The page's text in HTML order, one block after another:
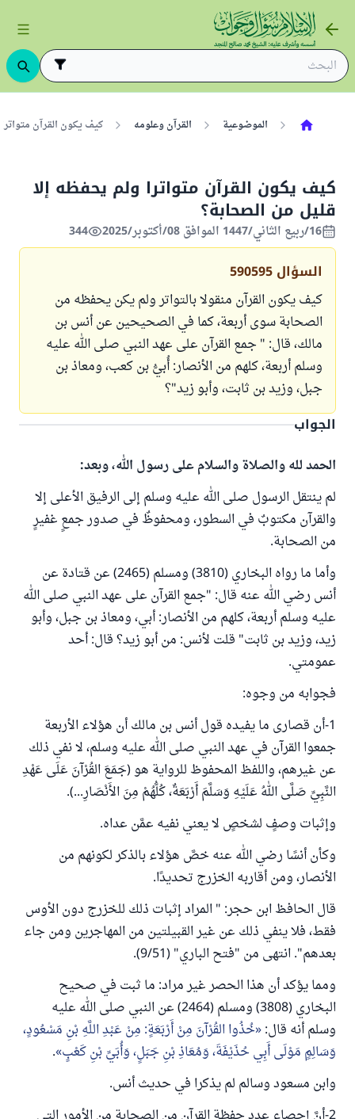
الموضوعية القرآن وعلومه كيف يكون القرآن
كيف يكون القرآن متواترا ولم يحفظه إلا
قليل من الصحابة؟
16/ربيع الثاني/1447 الموافق 08/أكتوبر/2025 344
السؤال 590595
كيف يكون القرآن منقولا بالتواتر ولم يكن يحفظه من
الصحابة سوى أربعة، كما في الصحيحين عن أنس بن
مالك، قال: " جمع القرآن على عهد النبي صلى الله عليه
وسلم أربعة، كلهم من الأنصار: أُبيُّ بن كعب، ومعاذ بن
جبل، وزيد بن ثابت، وأبو زيد"؟
الجواب
الحمد لله والصلاة والسلام على رسول الله، وبعد:
لم ينتقل الرسول صلى الله عليه وسلم إلى الرفيق الأعلى إلا
والقرآن مكتوبٌ في السطور، ومحفوظٌ في صدور جمعٍ غفيرٍ
من الصحابة.
وأما ما رواه البخاري (3810) ومسلم (2465) عن قتادة عن
أنس رضي الله عنه قال: "جمع القرآن على عهد النبي صلى الله
عليه وسلم أربعة، كلهم من الأنصار: أبي، ومعاذ بن جبل، وأبو
زيد، وزيد بن ثابت" قلت لأنس: من أبو زيد؟ قال: أحد
عمومتي.
فجوابه من وجوه:
1-أن قصارى ما يفيده قول أنس بن مالك أن هؤلاء الأربعة
جمعوا القرآن في عهد النبي صلى الله عليه وسلم، لا نفي ذلك
عن غيرهم، واللفظ المحفوظ للرواية هو (جَمَعَ القُرْآنَ عَلَى عَهْدِ
النَّبِيِّ صَلَّى اللهُ عَلَيْهِ وَسَلَّمَ أَرْبَعَةٌ، كُلُّهُمْ مِنَ الأَنْصَارِ...).
وإثبات وصفٍ لشخصٍ لا يعني نفيه عمَّن عداه.
وكأن أنسًا رضي الله عنه خصَّ هؤلاء بالذكر لكونهم من
الأنصار، ومن أقاربه الخزرج تحديدًا.
قال الحافظ ابن حجر: " المراد ‌إثبات ‌ذلك ‌للخزرج دون الأوس
فقط، فلا ينفي ذلك عن غير القبيلتين من المهاجرين ومن جاء
بعدهم". انتهى من "فتح الباري" (9/51).
ومما يؤكد أن هذا الحصر غير مراد: ما ثبت في صحيح
البخاري (3808) ومسلم (2464) عن النبي صلى الله عليه
وسلم أنه قال: خُذُوا القُرْآنَ مِنْ أَرْبَعَةٍ: مِنْ عَبْدِ اللَّهِ بْنِ مَسْعُودٍ،
وَسَالِمٍ مَوْلَى أَبِي حُذَيْفَةَ، وَمُعَاذِ بْنِ جَبَلٍ، وَأُبَيِّ بْنِ كَعْبٍ .
وابن مسعود وسالم لم يذكرا في حديث أنس.